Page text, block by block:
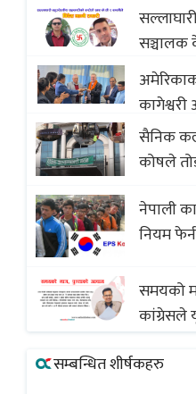
सञ्चालक
सदस्यको
सैनिक
कोषले
(भिडियो)
नेपाली
नियम फेर्न
समयको
कांग्रेसले
सम्बन्धित शीर्षकहरु